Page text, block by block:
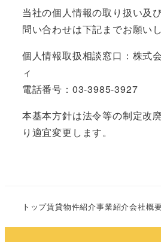
当社の個人情報の取り扱い及
問い合わせは下記までお願いし
個人情報取扱相談窓口：株式
ィ
電話番号：03-3985-3927
本基本方針は法令等の制定改
り適宜変更します。
トップ賃貸物件紹介事業紹介会社概